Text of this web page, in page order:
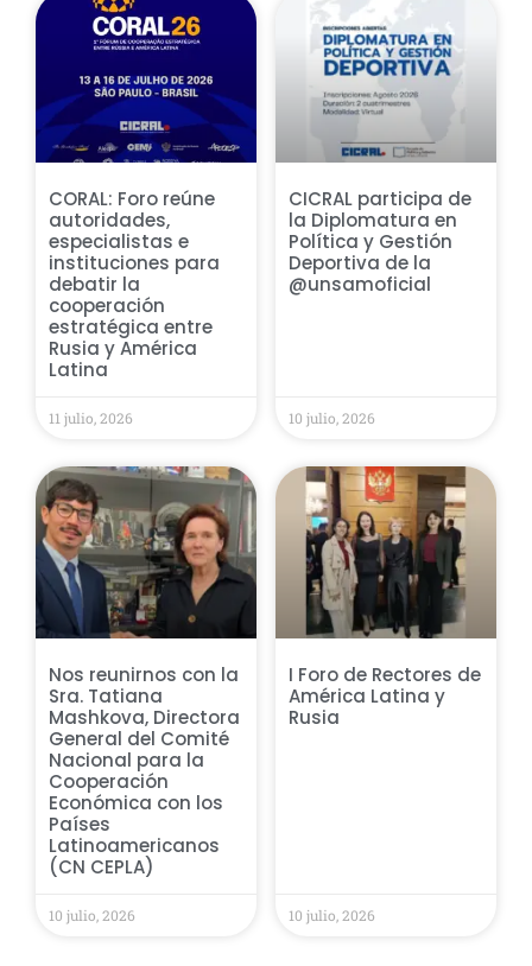
CORAL: Foro reúne
autoridades,
especialistas e
instituciones para
debatir la
cooperación
estratégica entre
Rusia y América
Latina
11 julio, 2026
CICRAL participa de
la Diplomatura en
Política y Gestión
Deportiva de la
@unsamoficial
10 julio, 2026
Nos reunirnos con la
Sra. Tatiana
Mashkova, Directora
General del Comité
Nacional para la
Cooperación
Económica con los
Países
Latinoamericanos
(CN CEPLA)
10 julio, 2026
I Foro de Rectores de
América Latina y
Rusia
10 julio, 2026